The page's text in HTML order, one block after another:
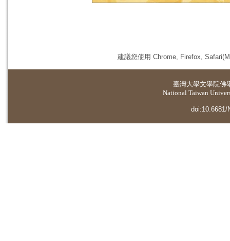
建議您使用 Chrome, Firefox,
臺灣大學文學院佛
National Taiwan
doi:10.6681/